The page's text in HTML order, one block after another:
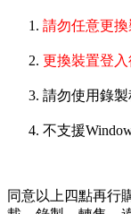
請勿任意更
更換裝置登
請勿使用錄
不支援
同意以上四點再行